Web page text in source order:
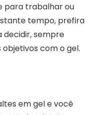
para trabalhar ou
tempo, prefira
decidir, sempre
com o gel.
em gel e você